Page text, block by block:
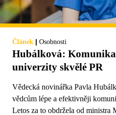
Článek | Osobnosti
Hubálková:
univerzity skvělé PR
Vědecká novinářka Pavla
vědcům lépe a efektivněji
Letos za to obdržela od ministra